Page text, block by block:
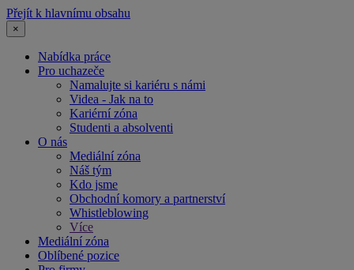
Přejít k hlavnímu obsahu
×
Nabídka práce
Pro uchazeče
Namalujte si kariéru s námi
Videa - Jak na to
Kariérní zóna
Studenti a absolventi
O nás
Mediální zóna
Náš tým
Kdo jsme
Obchodní komory a partnerství
Whistleblowing
Více
Mediální zóna
Oblíbené pozice